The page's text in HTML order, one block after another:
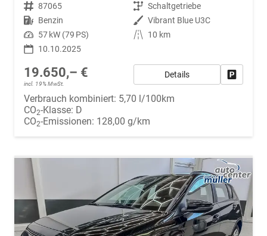
Fahrzeugnr. 87065 Getriebe Schaltgetriebe
Kraftstoff Benzin Außenfarbe Vibrant Blue U3C
Leistung 57 kW (79 PS) Kilometerstand
10 km
10.10.2025
19.650,– €
incl. 19% MwSt.
Details
Verbrauch kombiniert: 5,70 l/100km
CO2-Klasse: D
CO2-Emissionen: 128,00 g/km